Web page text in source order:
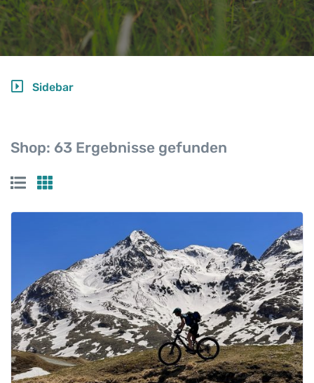
Shop: 63 Ergebnisse gefunden
Sidebar